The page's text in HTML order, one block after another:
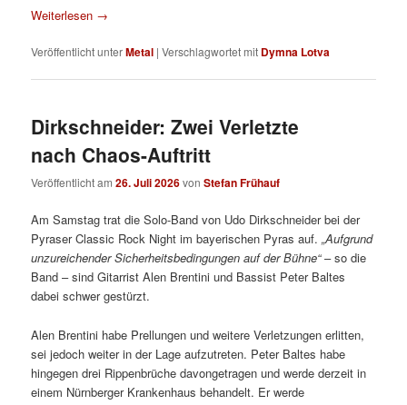
Weiterlesen →
Veröffentlicht unterMetal |Verschlagwortet mit Dymna Lotva
Dirkschneider: Zwei Verletzte
nach Chaos-Auftritt
Veröffentlicht am26. Juli 2026vonStefan Frühauf
Am Samstag trat die Solo-Band von Udo Dirkschneider bei der
Pyraser Classic Rock Night im bayerischen Pyras auf.„Aufgrund
unzureichender Sicherheitsbedingungen auf der Bühne“– so die
Band – sind Gitarrist Alen Brentini und Bassist Peter Baltes
dabei schwer gestürzt.
Alen Brentini habe Prellungen und weitere Verletzungen erlitten,
sei jedoch weiter in der Lage aufzutreten. Peter Baltes habe
hingegen drei Rippenbrüche davongetragen und werde derzeit in
einem Nürnberger Krankenhaus behandelt. Er werde